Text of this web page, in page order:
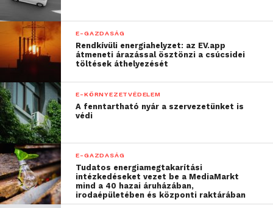
EchoWaves-t népszerű
nemzetközi kulturális
eseménnyé fejleszteni.”
– jelentette ki Sandi Kuplen, az anakliai fesztivál
operációs igazgatója, majd hozzátette:
“Azért kerestük fel a
Festipayt, mert pontosan
az általuk képviselt
innovatív szemléletmódra
E-GAZDASÁG
Rendkívüli energiahelyzet: az EV.app
átmeneti árazással ösztönzi a csúcsidei
töltések áthelyezését
E-KÖRNYEZETVÉDELEM
A fenntartható nyár a szervezetünket is
védi
E-GAZDASÁG
Tudatos energiamegtakarítási
intézkedéseket vezet be a MediaMarkt
mind a 40 hazai áruházában,
irodaépületében és központi raktárában